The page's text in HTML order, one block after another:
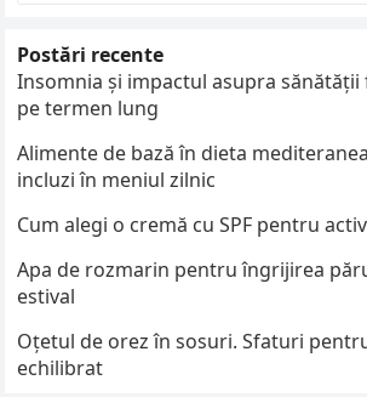
Postări recente
Insomnia și impactul asupra sănătății
pe termen lung
Alimente de bază în dieta
incluzi în meniul zilnic
Cum alegi o cremă cu SPF pentru
Apa de rozmarin pentru îngrijirea
estival
Oțetul de orez în sosuri. Sfaturi
echilibrat